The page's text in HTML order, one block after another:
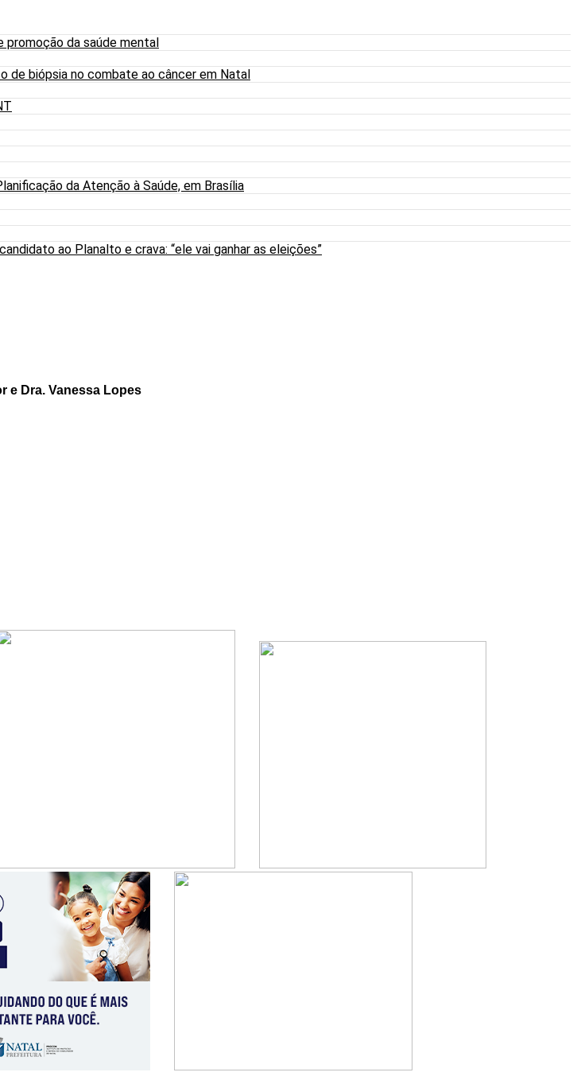
promoção da saúde mental
de biópsia no combate ao câncer em Natal
da Atenção à Saúde, em Brasília
ao Planalto e crava: “ele vai ganhar as eleições”
e Dra. Vanessa Lopes